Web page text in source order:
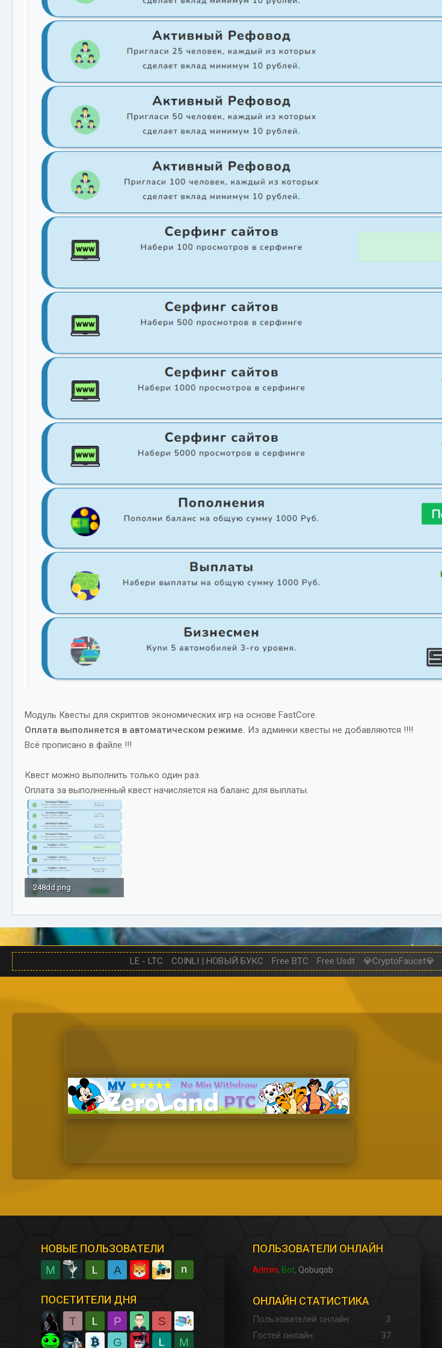
Модуль Квесты для скриптов экономических игр на основе FastCore.
Оплата выполняется в автоматическом режиме. Из админки квесты не добавляются !!!!
Всё прописано в файле !!!
Квест можно выполнить только один раз.
Оплата за выполненный квест начисляется на баланс для выплаты.
248dd.png
LE - LTC COINLI | НОВЫЙ БУКС Free BTC Free Usdt 💎CryptoFaucet💎
НОВЫЕ ПОЛЬЗОВАТЕЛИ
M A
ПОСЕТИТЕЛИ ДНЯ
T P
S
G
M
ПОЛЬЗОВАТЕЛИ ОНЛАЙН
Admin Bot Qobuqob
ОНЛАЙН СТАТИСТИКА
Пользователей онлайн
3
Гостей онлайн
37